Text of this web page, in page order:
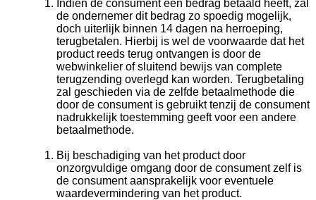
Indien de consument een bedrag betaald heeft, zal
de ondernemer dit bedrag zo spoedig mogelijk,
doch uiterlijk binnen 14 dagen na herroeping,
terugbetalen. Hierbij is wel de voorwaarde dat het
product reeds terug ontvangen is door de
webwinkelier of sluitend bewijs van complete
terugzending overlegd kan worden. Terugbetaling
zal geschieden via de zelfde betaalmethode die
door de consument is gebruikt tenzij de consument
nadrukkelijk toestemming geeft voor een andere
betaalmethode.
Bij beschadiging van het product door
onzorgvuldige omgang door de consument zelf is
de consument aansprakelijk voor eventuele
waardevermindering van het product.